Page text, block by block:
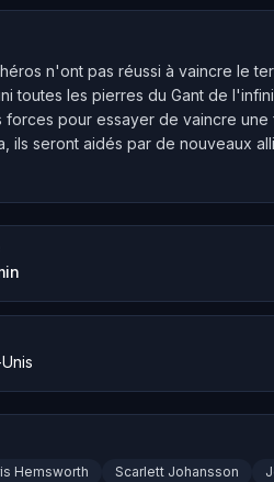
n'ont pas réussi à vaincre le
toutes les pierres du Gant de
forces pour essayer de vaincre
seront aidés par de nouveaux
Hemsworth Scarlett Johansson